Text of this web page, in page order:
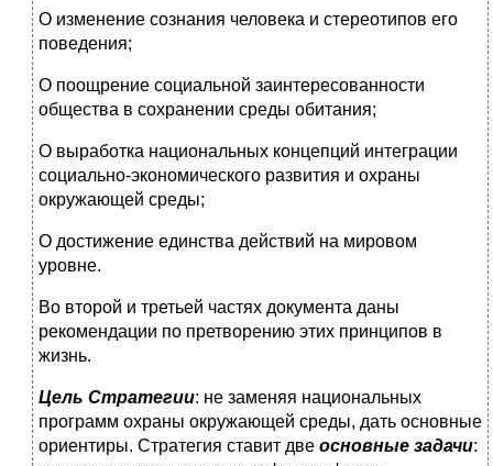
О изменение сознания человека и стереотипов его
поведе­ния;
О поощрение социальной заинтересованности
общества в сохранении среды обитания;
О выработка национальных концепций интеграции
соци­ально-экономического развития и охраны
окружающей среды;
О достижение единства действий на мировом
уровне.
Во второй и третьей частях документа даны
рекомендации по претворению этих принципов в
жизнь.
Цель Стратегии: не заменяя национальных
программ охра­ны окружающей среды, дать основные
ориентиры. Стратегия ставит две основные задачи: